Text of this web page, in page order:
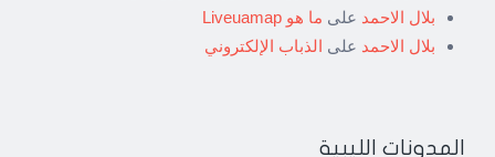
بلال الاحمد على ما هو Liveuamap
بلال الاحمد على الذباب الإلكتروني
المدونات الليبية